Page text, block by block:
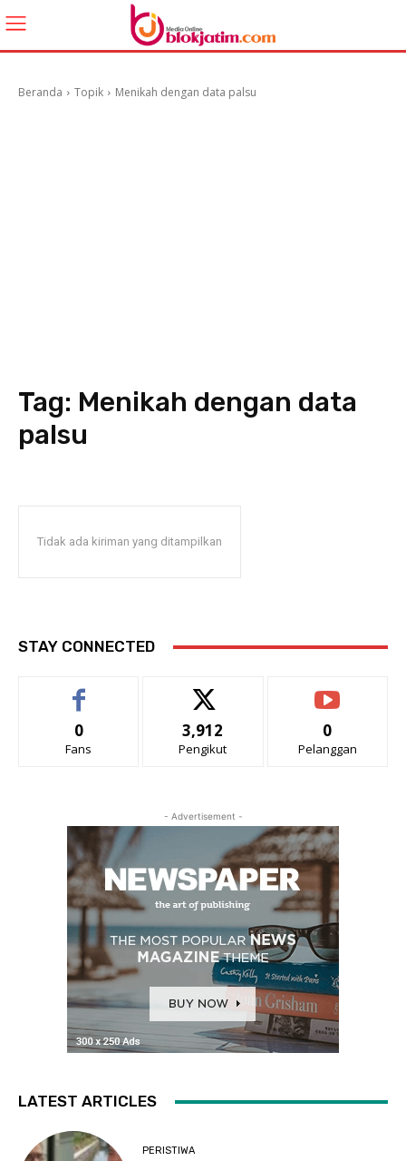
Beranda Topik Menikah dengan data palsu
Tag: Menikah dengan data
palsu
Tidak ada kiriman yang ditampilkan
STAY CONNECTED
0
Fans
3,912
Pengikut
0
Pelanggan
- Advertisement -
LATEST ARTICLES
PERISTIWA